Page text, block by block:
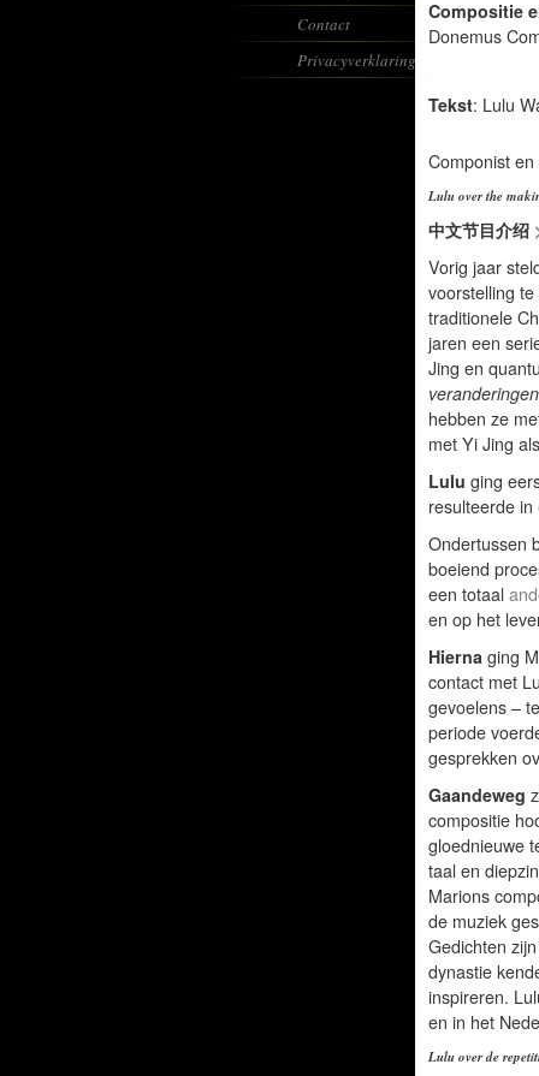
Contact
Privacyverklaring
Compositie
Donemus
Tekst: Lulu
Componist
Lulu over the
中文节目介绍
Vorig jaar
voorstelling
traditionele
jaren een
Jing en
veranderingen
hebben ze
met Yi Jing
Lulu ging
resulteerde in
Ondertussen
boeiend
een totaal
en op het
Hierna ging
contact met
gevoelens –
periode
gesprekken
Gaandeweg
compositie
gloednieuwe
taal en
Marions
de muziek
Gedichten
dynastie
inspireren.
en in het
Lulu over de